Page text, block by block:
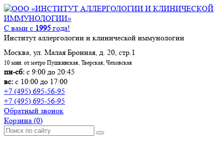
С вами с 1995 года!
Институт аллергологии и клинической иммунологии
Москва, ул. Малая Бронная, д. 20, стр.1
10 мин. от метро Пушкинская, Тверская, Чеховская
пн-сб: с 9:00 до 20:45
вс: с 10:00 до 17:00
+7 (495) 695-56-95
+7 (495) 695-56-95
Обратный звонок
Корзина (0)